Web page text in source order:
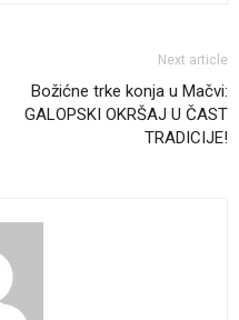
Next article
Božićne trke konja u Mačvi:
GALOPSKI OKRŠAJ U ČAST
TRADICIJE!